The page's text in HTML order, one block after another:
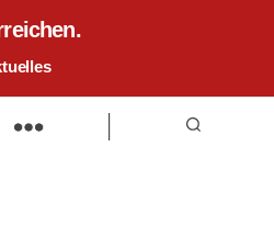
News, Jobs,